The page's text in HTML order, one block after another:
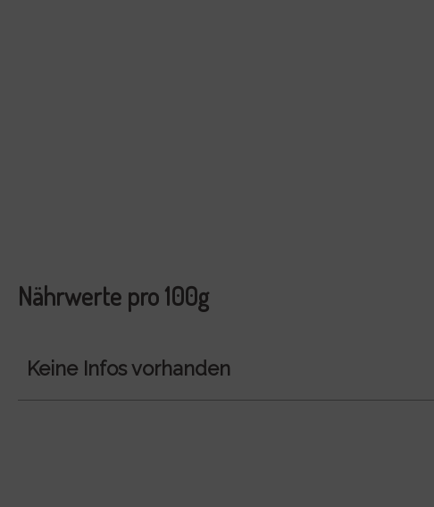
Nährwerte pro 100g
Keine Infos vorhanden